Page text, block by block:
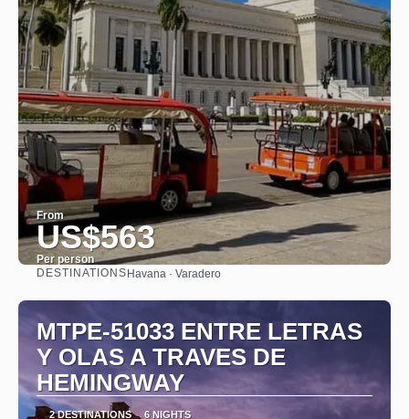
From
US$563
Per person
DESTINATIONSHavana · Varadero
MTPE-51033 ENTRE LETRAS
Y OLAS A TRAVES DE
HEMINGWAY
2 DESTINATIONS 6 NIGHTS